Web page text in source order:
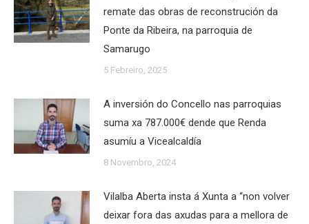
remate das obras de reconstrución da
Ponte da Ribeira, na parroquia de
Samarugo
5 Febreiro, 2025
A inversión do Concello nas parroquias
suma xa 787.000€ dende que Renda
asumíu a Vicealcaldía
8 Novembro, 2024
Vilalba Aberta insta á Xunta a “non volver
deixar fora das axudas para a mellora de